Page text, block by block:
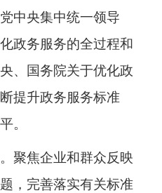
中央集中统一领导
政务服务的全过程和
、国务院关于优化政
提升政务服务标准
。
聚焦企业和群众反映
，完善落实有关标准